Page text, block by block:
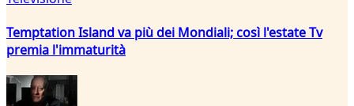
Temptation Island va più dei Mondiali; così l'estate Tv
premia l'immaturità